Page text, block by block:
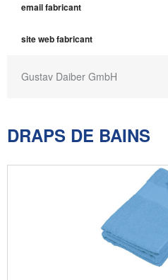
email fabricant
site web fabricant
Gustav Daiber GmbH
DRAPS DE BAINS